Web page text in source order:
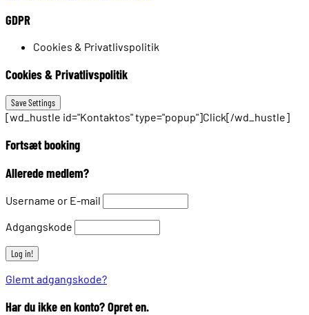
GDPR
Cookies & Privatlivspolitik
Cookies & Privatlivspolitik
[wd_hustle id="Kontaktos" type="popup"]Click[/wd_hustle]
Fortsæt booking
Allerede medlem?
Username or E-mail
Adgangskode
Glemt adgangskode?
Har du ikke en konto? Opret en.